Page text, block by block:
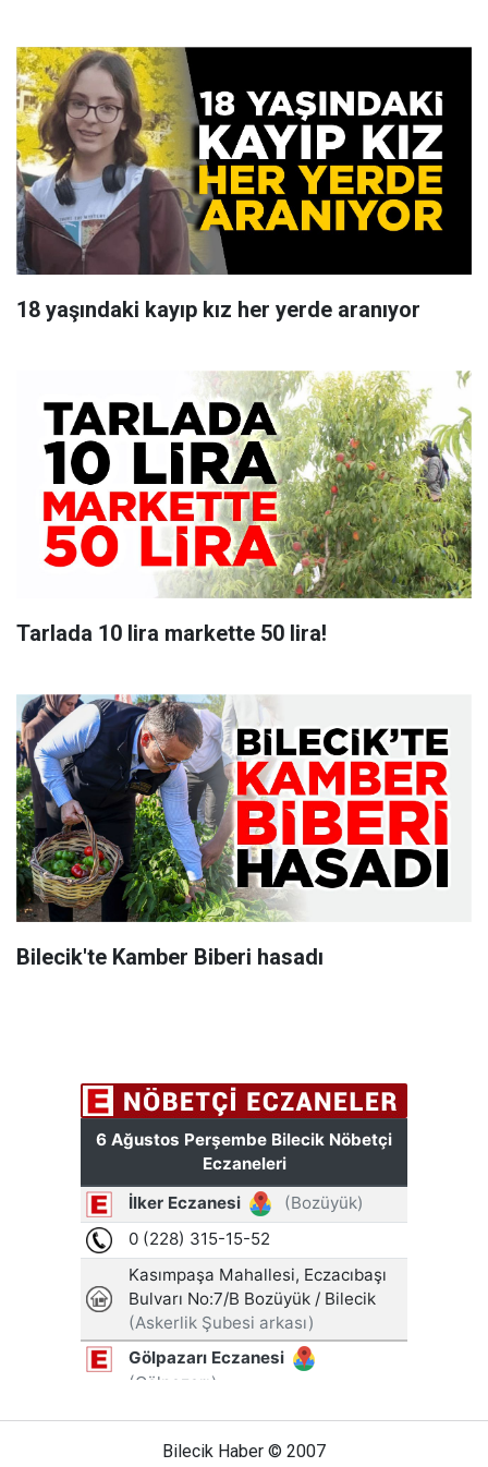
18 yaşındaki kayıp kız her yerde aranıyor
Tarlada 10 lira markette 50 lira!
Bilecik'te Kamber Biberi hasadı
Bilecik Haber © 2007